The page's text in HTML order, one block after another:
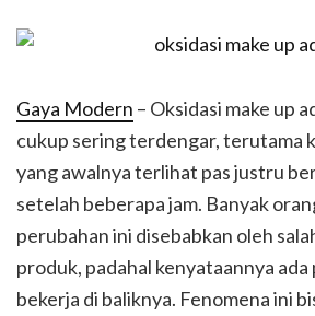
Gaya Modern – Oksidasi make up
cukup sering terdengar, terutama
yang awalnya terlihat pas justru
setelah beberapa jam. Banyak
perubahan ini disebabkan oleh
produk, padahal kenyataannya ada
bekerja di baliknya. Fenomena ini